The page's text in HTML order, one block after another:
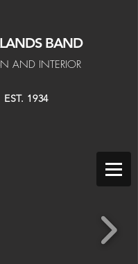
BAND
AND INTERIOR
EST. 1934